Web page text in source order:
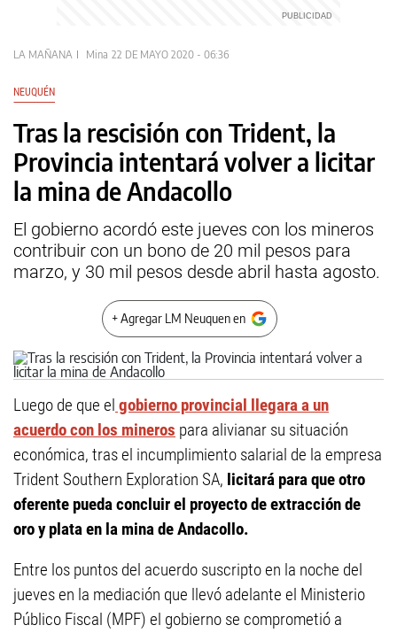
LA MAÑANA Mina 22 DE MAYO 2020 - 06:36
NEUQUÉN
Tras la rescisión con Trident, la
Provincia intentará volver a licitar
la mina de Andacollo
El gobierno acordó este jueves con los mineros
contribuir con un bono de 20 mil pesos para
marzo, y 30 mil pesos desde abril hasta agosto.
+ Agregar LM Neuquen en
Luego de que el gobierno provincial llegara a un
acuerdo con los mineros para alivianar su situación
económica, tras el incumplimiento salarial de la empresa
Trident Southern Exploration SA, licitará para que otro
oferente pueda concluir el proyecto de extracción de
oro y plata en la mina de Andacollo.
Entre los puntos del acuerdo suscripto en la noche del
jueves en la mediación que llevó adelante el Ministerio
Público Fiscal (MPF) el gobierno se comprometió a